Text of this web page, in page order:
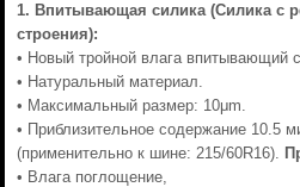
1. Впитывающая силика (Силика с
строения):
• Новый тройной влага впитывающий
• Натуральный материал.
• Максимальный размер: 10μm.
• Приблизительное содержание 10.5
(применительно к шине: 215/60R16).
• Влага поглощение,